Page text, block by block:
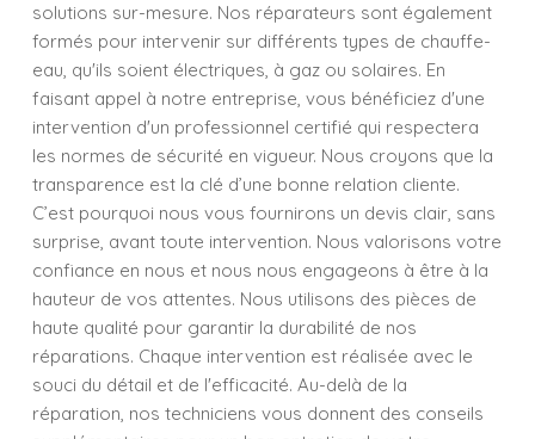
solutions sur-mesure. Nos réparateurs sont également
formés pour intervenir sur différents types de chauffe-
eau, qu'ils soient électriques, à gaz ou solaires. En
faisant appel à notre entreprise, vous bénéficiez d'une
intervention d'un professionnel certifié qui respectera
les normes de sécurité en vigueur. Nous croyons que la
transparence est la clé d’une bonne relation cliente.
C’est pourquoi nous vous fournirons un devis clair, sans
surprise, avant toute intervention. Nous valorisons votre
confiance en nous et nous nous engageons à être à la
hauteur de vos attentes. Nous utilisons des pièces de
haute qualité pour garantir la durabilité de nos
réparations. Chaque intervention est réalisée avec le
souci du détail et de l'efficacité. Au-delà de la
réparation, nos techniciens vous donnent des conseils